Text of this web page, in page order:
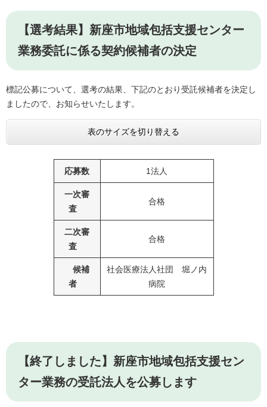
【選考結果】新座市地域包括支援センター
業務委託に係る契約候補者の決定
標記公募について、選考の結果、下記のとおり受託候補者を決定し
ましたので、お知らせいたします。
表のサイズを切り替える
応募数 1法人
一次審
査
合格
二次審
査
合格
候補
者
社会医療法人社団 堀ノ内
病院
【終了しました】新座市地域包括支援セン
ター業務の受託法人を公募します